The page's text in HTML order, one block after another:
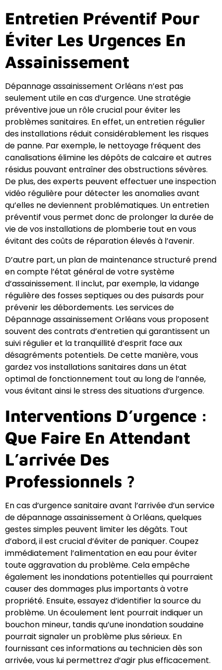
Entretien Préventif Pour
Éviter Les Urgences En
Assainissement
Dépannage assainissement Orléans n’est pas
seulement utile en cas d’urgence. Une stratégie
préventive joue un rôle crucial pour éviter les
problèmes sanitaires. En effet, un entretien régulier
des installations réduit considérablement les risques
de panne. Par exemple, le nettoyage fréquent des
canalisations élimine les dépôts de calcaire et autres
résidus pouvant entraîner des obstructions sévères.
De plus, des experts peuvent effectuer une inspection
vidéo régulière pour détecter les anomalies avant
qu’elles ne deviennent problématiques. Un entretien
préventif vous permet donc de prolonger la durée de
vie de vos installations de plomberie tout en vous
évitant des coûts de réparation élevés à l’avenir.
D’autre part, un plan de maintenance structuré prend
en compte l’état général de votre système
d’assainissement. Il inclut, par exemple, la vidange
régulière des fosses septiques ou des puisards pour
prévenir les débordements. Les services de
Dépannage assainissement Orléans vous proposent
souvent des contrats d’entretien qui garantissent un
suivi régulier et la tranquillité d’esprit face aux
désagréments potentiels. De cette manière, vous
gardez vos installations sanitaires dans un état
optimal de fonctionnement tout au long de l’année,
vous évitant ainsi le stress des situations d’urgence.
Interventions D’urgence :
Que Faire En Attendant
L’arrivée Des
Professionnels ?
En cas d’urgence sanitaire avant l’arrivée d’un service
de dépannage assainissement à Orléans, quelques
gestes simples peuvent limiter les dégâts. Tout
d’abord, il est crucial d’éviter de paniquer. Coupez
immédiatement l’alimentation en eau pour éviter
toute aggravation du problème. Cela empêche
également les inondations potentielles qui pourraient
causer des dommages plus importants à votre
propriété. Ensuite, essayez d’identifier la source du
problème. Un écoulement lent pourrait indiquer un
bouchon mineur, tandis qu’une inondation soudaine
pourrait signaler un problème plus sérieux. En
fournissant ces informations au technicien dès son
arrivée, vous lui permettrez d’agir plus efficacement.